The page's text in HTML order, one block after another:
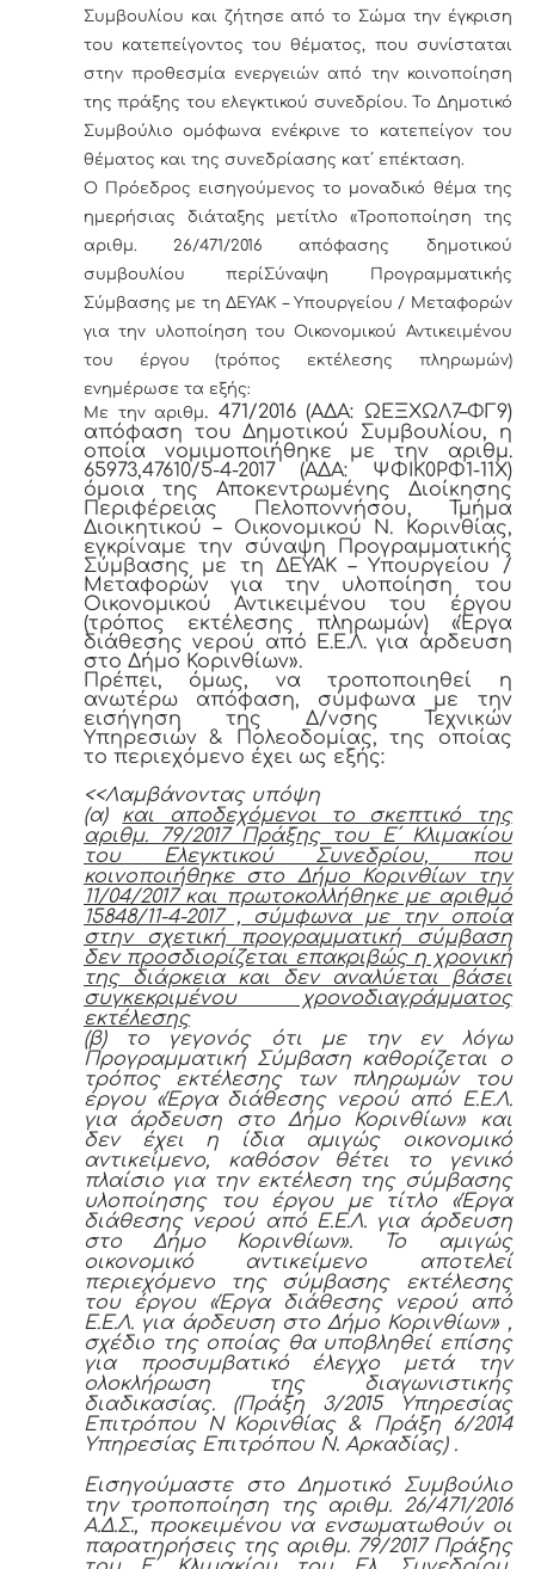
Συμβουλίου και ζήτησε από το Σώμα την έγκριση
του κατεπείγοντος του θέματος, που συνίσταται
στην προθεσμία ενεργειών από την κοινοποίηση
της πράξης του ελεγκτικού συνεδρίου. Το Δημοτικό
Συμβούλιο ομόφωνα ενέκρινε το κατεπείγον του
θέματος και της συνεδρίασης κατ΄ επέκταση.
Ο Πρόεδρος εισηγούμενος το μοναδικό θέμα της
ημερήσιας διάταξης μετίτλο «Τροποποίηση της
αριθμ. 26/471/2016 απόφασης δημοτικού
συμβουλίου περίΣύναψη Προγραμματικής
Σύμβασης με τη ΔΕΥΑΚ – Υπουργείου / Μεταφορών
για την υλοποίηση του Οικονομικού Αντικειμένου
του έργου (τρόπος εκτέλεσης πληρωμών)
ενημέρωσε τα εξής:
Με την αριθμ. 471/2016 (ΑΔΑ: ΩΕΞΧΩΛ7–ΦΓ9)
απόφαση του Δημοτικού Συμβουλίου, η
οποία νομιμοποιήθηκε με την αριθμ.
65973,47610/5-4-2017 (ΑΔΑ: ΨΦΙΚ0ΡΦ1-11Χ)
όμοια της Αποκεντρωμένης Διοίκησης
Περιφέρειας Πελοποννήσου, Τμήμα
Διοικητικού – Οικονομικού Ν. Κορινθίας,
εγκρίναμε την σύναψη Προγραμματικής
Σύμβασης με τη ΔΕΥΑΚ – Υπουργείου /
Μεταφορών για την υλοποίηση του
Οικονομικού Αντικειμένου του έργου
(τρόπος εκτέλεσης πληρωμών) «Έργα
διάθεσης νερού από Ε.Ε.Λ. για άρδευση
στο Δήμο Κορινθίων».
Πρέπει, όμως, να τροποποιηθεί η
ανωτέρω απόφαση, σύμφωνα με την
εισήγηση της Δ/νσης Τεχνικών
Υπηρεσιών & Πολεοδομίας, της οποίας
το περιεχόμενο έχει ως εξής:
<<Λαμβάνοντας υπόψη
(α) και αποδεχόμενοι το σκεπτικό της
αριθμ. 79/2017 Πράξης του Ε΄ Κλιμακίου
του Ελεγκτικού Συνεδρίου, που
κοινοποιήθηκε στο Δήμο Κορινθίων την
11/04/2017 και πρωτοκολλήθηκε με αριθμό
15848/11-4-2017 , σύμφωνα με την οποία
στην σχετική προγραμματική σύμβαση
δεν προσδιορίζεται επακριβώς η χρονική
της διάρκεια και δεν αναλύεται βάσει
συγκεκριμένου χρονοδιαγράμματος
εκτέλεσης
(β) το γεγονός ότι με την εν λόγω
Προγραμματική Σύμβαση καθορίζεται ο
τρόπος εκτέλεσης των πληρωμών του
έργου «Έργα διάθεσης νερού από Ε.Ε.Λ.
για άρδευση στο Δήμο Κορινθίων» και
δεν έχει η ίδια αμιγώς οικονομικό
αντικείμενο, καθόσον θέτει το γενικό
πλαίσιο για την εκτέλεση της σύμβασης
υλοποίησης του έργου με τίτλο «Έργα
διάθεσης νερού από Ε.Ε.Λ. για άρδευση
στο Δήμο Κορινθίων». Το αμιγώς
οικονομικό αντικείμενο αποτελεί
περιεχόμενο της σύμβασης εκτέλεσης
του έργου «Έργα διάθεσης νερού από
Ε.Ε.Λ. για άρδευση στο Δήμο Κορινθίων» ,
σχέδιο της οποίας θα υποβληθεί επίσης
για προσυμβατικό έλεγχο μετά την
ολοκλήρωση της διαγωνιστικής
διαδικασίας. (Πράξη 3/2015 Υπηρεσίας
Επιτρόπου Ν Κορινθίας & Πράξη 6/2014
Υπηρεσίας Επιτρόπου Ν. Αρκαδίας) .
Εισηγούμαστε στο Δημοτικό Συμβούλιο
την τροποποίηση της αριθμ. 26/471/2016
Α.Δ.Σ., προκειμένου να ενσωματωθούν οι
παρατηρήσεις της αριθμ. 79/2017 Πράξης